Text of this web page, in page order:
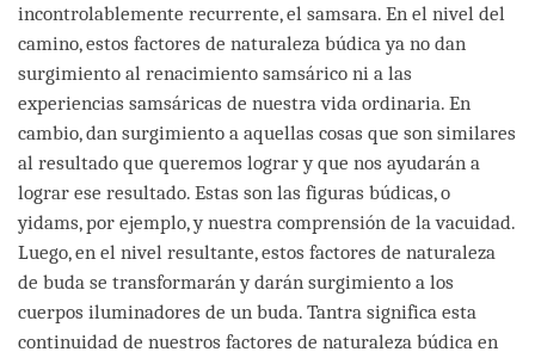
incontrolablemente recurrente, el samsara. En el nivel del
camino, estos factores de naturaleza búdica ya no dan
surgimiento al renacimiento samsárico ni a las
experiencias samsáricas de nuestra vida ordinaria. En
cambio, dan surgimiento a aquellas cosas que son similares
al resultado que queremos lograr y que nos ayudarán a
lograr ese resultado. Estas son las figuras búdicas, o
yidams, por ejemplo, y nuestra comprensión de la vacuidad.
Luego, en el nivel resultante, estos factores de naturaleza
de buda se transformarán y darán surgimiento a los
cuerpos iluminadores de un buda. Tantra significa esta
continuidad de nuestros factores de naturaleza búdica en